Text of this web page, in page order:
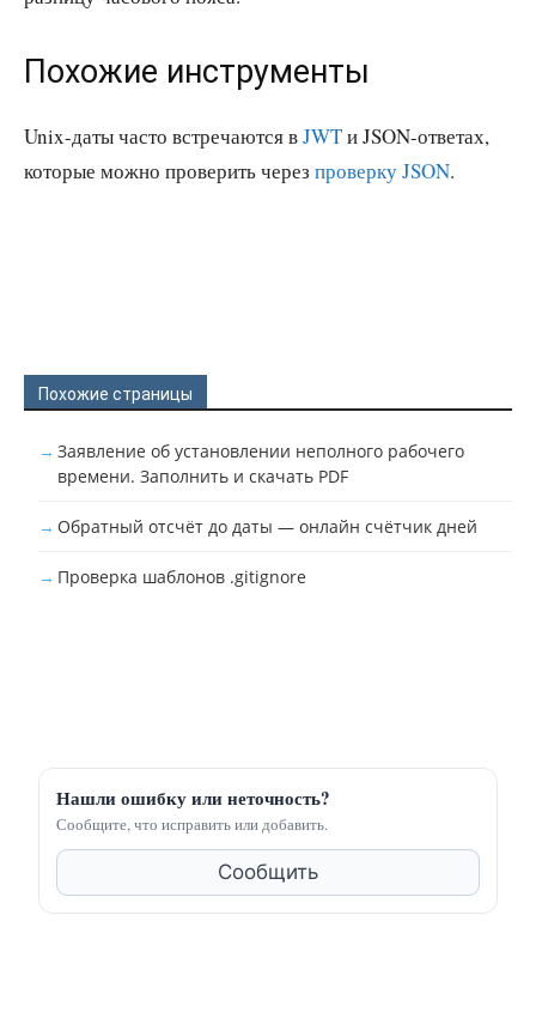
Похожие инструменты
Unix-даты часто встречаются вJWTи JSON-ответах,
которые можно проверить через проверку JSON.
Похожие страницы
Заявление об установлении неполного рабочего
времени. Заполнить и скачать PDF
Обратный отсчёт до даты — онлайн счётчик дней
Проверка шаблонов .gitignore
Нашли ошибку или неточность?
Сообщите, что исправить или добавить.
Сообщить